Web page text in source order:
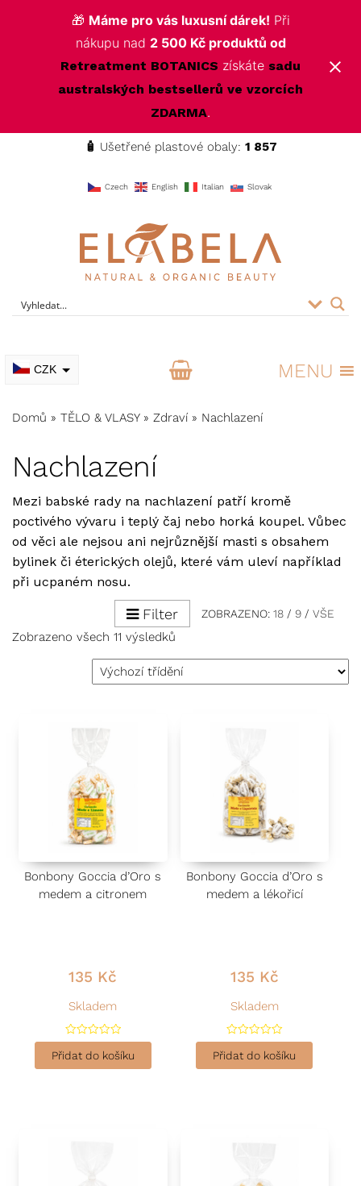
🎁 Máme pro vás luxusní dárek! Při
nákupu nad 2 500 Kč produktů od
Retreatment BOTANICS získáte sadu
australských bestsellerů ve vzorcích
ZDARMA.
🧴 Ušetřené plastové obaly: 1 857
Czech English Italian Slovak
ELABELA Beauty Kvalitní kosmetika pro vás
CZK MENU
Domů » TĚLO & VLASY» Zdraví » Nachlazení
Nachlazení
Mezi babské rady na nachlazení patří kromě
poctivého vývaru i teplý čaj nebo horká koupel. Vůbec
od věci ale nejsou ani nejrůznější masti s obsahem
bylinek či éterických olejů, které vám uleví například
při ucpaném nosu.
ZOBRAZENO: 18 / 9 / VŠE
Filter
Zobrazeno všech 11 výsledků
Bonbony Goccia d’Oro s
medem a citronem
135 Kč
Skladem
H
o
Přidat do košíku
Bonbony Goccia d’Oro s
medem a lékořicí
135 Kč
Skladem
H
o
Přidat do košíku